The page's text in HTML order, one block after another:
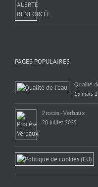
PAGES POPULAIRES
Qualité
13 mars
Procès-Verbaux
20 juillet 2025